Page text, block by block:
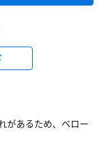
があるため、ベロー